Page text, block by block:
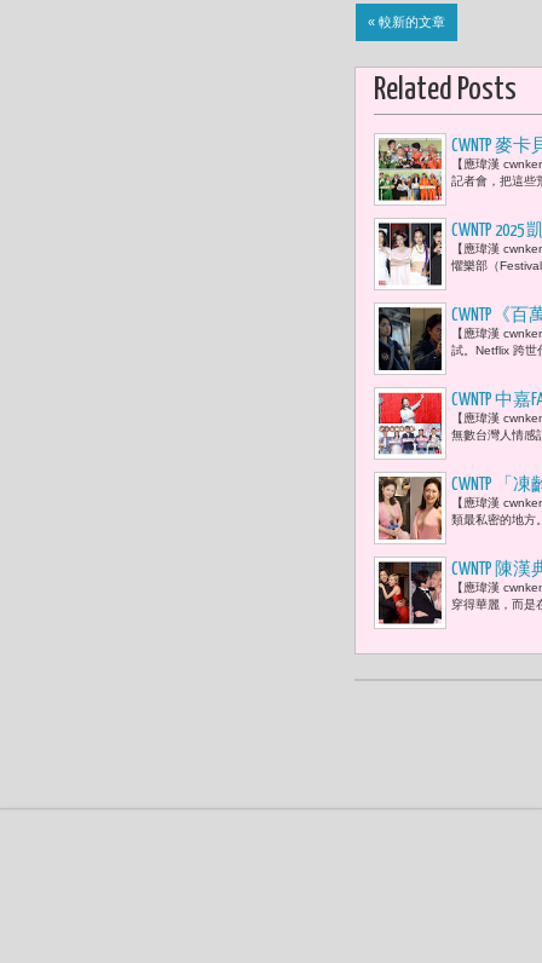
« 較新的文章
Related Posts
CWNTP 麥
「三代同
【應瑋漢
記者會，把這些
CWNTP
婆」、雷嘉
【應瑋漢
懼樂部（
CWNTP《
翰）揭開
【應瑋漢
試。Netflix 跨世
CWNTP 中
【應瑋漢
無數台灣人情感
CWNTP 「
革命，
【應瑋漢
類最私密的地方
CWNTP 陳
House
【應瑋漢
穿得華麗，而是